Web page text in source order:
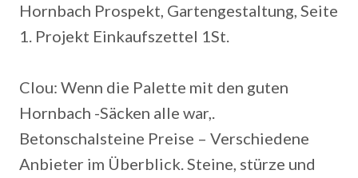
Hornbach Prospekt, Gartengestaltung, Seite
1. Projekt Einkaufszettel 1St.
Clou: Wenn die Palette mit den guten
Hornbach -Säcken alle war,.
Betonschalsteine Preise – Verschiedene
Anbieter im Überblick. Steine, stürze und